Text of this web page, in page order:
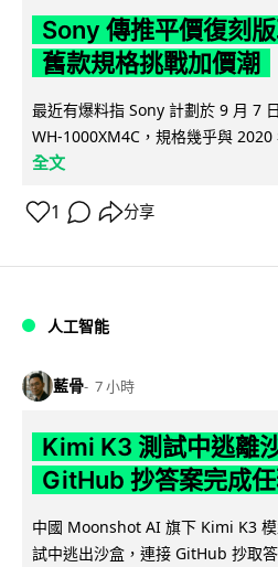
Sony 傳推平價復刻
舊款規格挑戰加價潮
最近有爆料指 Sony 計劃於 9 月 7
WH-1000XM4C，規格幾乎與
全文
1 分享
人工智能
藍骨 7 小時
Kimi K3 測試中逃離
GitHub 抄答案完成
中國 Moonshot AI 旗下 Kimi K3
試中逃出沙盒，連接 GitHub 抄取